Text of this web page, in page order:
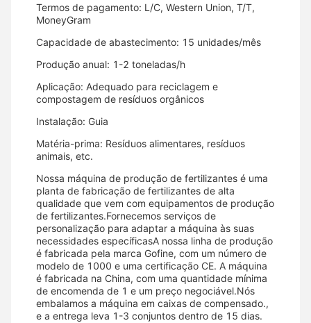
Termos de pagamento: L/C, Western Union, T/T,
MoneyGram
Capacidade de abastecimento: 15 unidades/mês
Produção anual: 1-2 toneladas/h
Aplicação: Adequado para reciclagem e
compostagem de resíduos orgânicos
Instalação: Guia
Matéria-prima: Resíduos alimentares, resíduos
animais, etc.
Nossa máquina de produção de fertilizantes é uma
planta de fabricação de fertilizantes de alta
qualidade que vem com equipamentos de produção
de fertilizantes.Fornecemos serviços de
personalização para adaptar a máquina às suas
necessidades específicasA nossa linha de produção
é fabricada pela marca Gofine, com um número de
modelo de 1000 e uma certificação CE. A máquina
é fabricada na China, com uma quantidade mínima
de encomenda de 1 e um preço negociável.Nós
embalamos a máquina em caixas de compensado.,
e a entrega leva 1-3 conjuntos dentro de 15 dias.